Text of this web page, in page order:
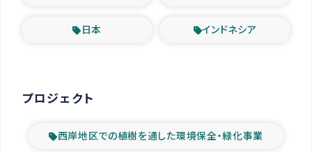
日本 インドネシア
プロジェクト
西岸地区での植樹を通した環境保全・緑化事業